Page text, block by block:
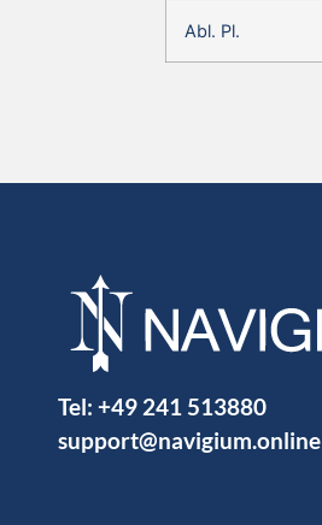
Abl. Pl.
Tel: +49 241 513880
support@navigium.online